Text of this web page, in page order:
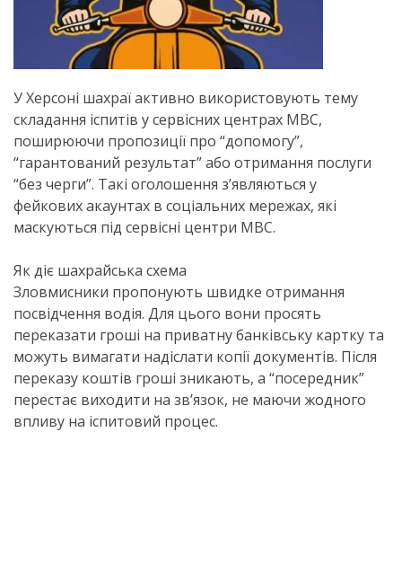
У Херсоні шахраї активно використовують тему
складання іспитів у сервісних центрах МВС,
поширюючи пропозиції про “допомогу”,
“гарантований результат” або отримання послуги
“без черги”. Такі оголошення з’являються у
фейкових акаунтах в соціальних мережах, які
маскуються під сервісні центри МВС.
Як діє шахрайська схема
Зловмисники пропонують швидке отримання
посвідчення водія. Для цього вони просять
переказати гроші на приватну банківську картку та
можуть вимагати надіслати копії документів. Після
переказу коштів гроші зникають, а “посередник”
перестає виходити на зв’язок, не маючи жодного
впливу на іспитовий процес.